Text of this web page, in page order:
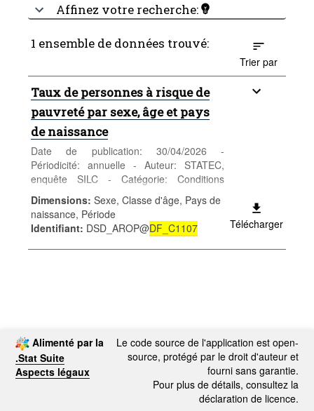
Affinez votre recherche:
1 ensemble de données trouvé:
Trier par
Taux de personnes à risque de
pauvreté par sexe, âge et pays
de naissance
Date de publication: 30/04/2026 -
Périodicité: annuelle - Auteur: STATEC,
enquête SILC - Catégorie: Conditions
sociales - Conditions de vie - Mots-clés:
revenus et pauvreté
Dimensions: Sexe, Classe d'âge, Pays de
naissance, Période
Identifiant: DSD_AROP@DF_C1107 Télécharger
Alimenté par la
.Stat Suite
Aspects légaux
Le code source de l'application est open-
source, protégé par le droit d'auteur et
fourni sans garantie.
Pour plus de détails, consultez la
déclaration de licence.